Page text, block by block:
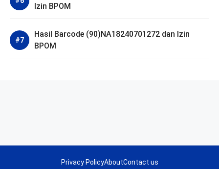
Izin BPOM
Hasil Barcode (90)NA18240701272 dan Izin
BPOM
Privacy PolicyAboutContact us